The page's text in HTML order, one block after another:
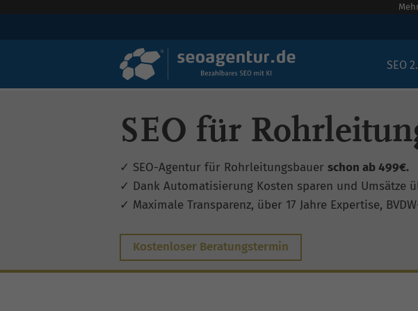
SEO
SEO für
✓ SEO-Agentur für Rohrleitungsbauer schon ab 499€.
✓ Dank Automatisierung Kosten sparen und Umsätze
✓ Maximale Transparenz, über 17 Jahre Expertise,
Kostenloser Beratungstermin